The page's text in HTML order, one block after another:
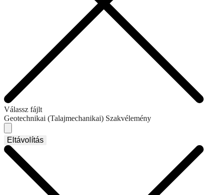
Válassz fájlt
Geotechnikai (Talajmechanikai) Szakvélemény
Eltávolítás